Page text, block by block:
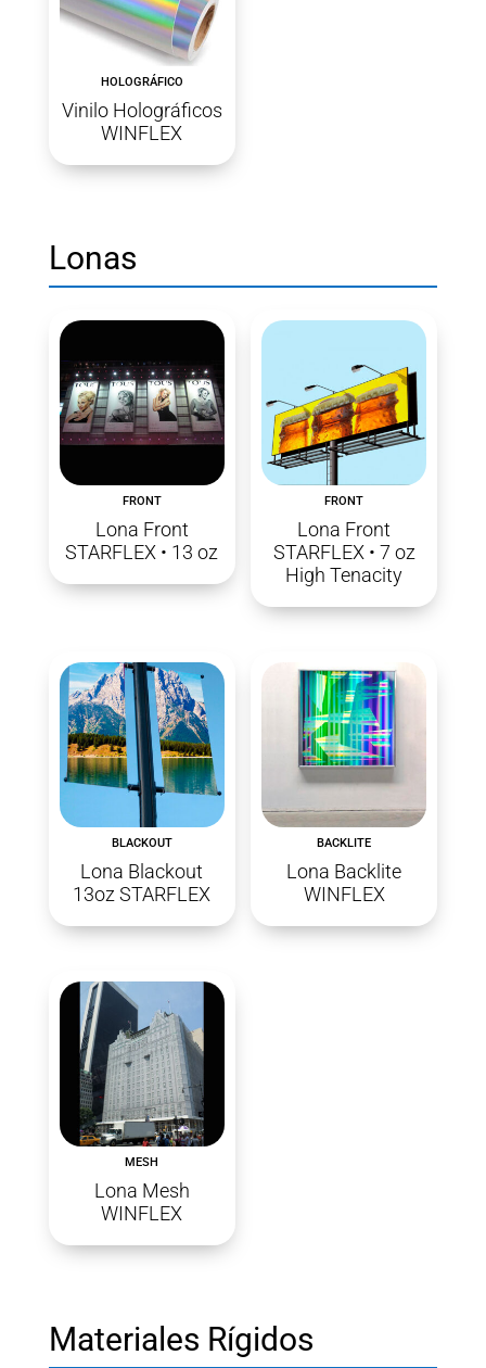
HOLOGRÁFICO
Vinilo Holográficos
WINFLEX
Lonas
FRONT
Lona Front
STARFLEX • 13 oz
FRONT
Lona Front
STARFLEX • 7 oz
High Tenacity
BLACKOUT
Lona Blackout
13oz STARFLEX
BACKLITE
Lona Backlite
WINFLEX
MESH
Lona Mesh
WINFLEX
Materiales Rígidos